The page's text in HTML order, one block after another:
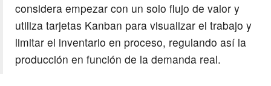
considera empezar con un solo flujo de valor y
utiliza tarjetas Kanban para visualizar el trabajo y
limitar el inventario en proceso, regulando así la
producción en función de la demanda real.